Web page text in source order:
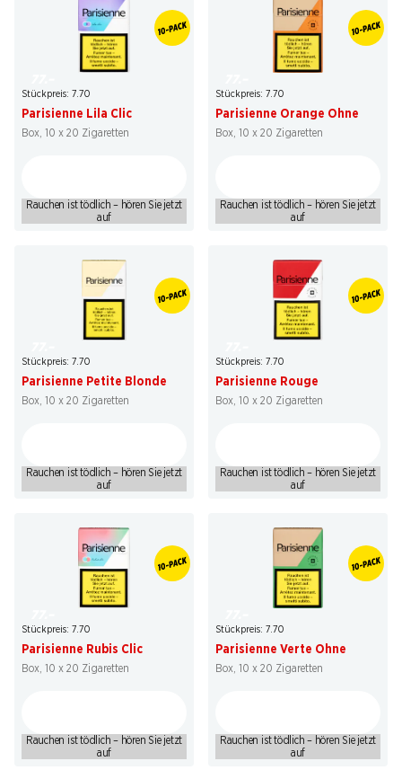
Stückpreis: 7.70
Parisienne Lila Clic
Box, 10 x 20 Zigaretten
Rauchen ist tödlich – hören Sie jetzt
auf
Stückpreis: 7.70
Parisienne Orange Ohne
Box, 10 x 20 Zigaretten
Rauchen ist tödlich – hören Sie jetzt
auf
Stückpreis: 7.70
Parisienne Petite Blonde
Box, 10 x 20 Zigaretten
Rauchen ist tödlich – hören Sie jetzt
auf
Stückpreis: 7.70
Parisienne Rouge
Box, 10 x 20 Zigaretten
Rauchen ist tödlich – hören Sie jetzt
auf
Stückpreis: 7.70
Parisienne Rubis Clic
Box, 10 x 20 Zigaretten
Rauchen ist tödlich – hören Sie jetzt
auf
Stückpreis: 7.70
Parisienne Verte Ohne
Box, 10 x 20 Zigaretten
Rauchen ist tödlich – hören Sie jetzt
auf